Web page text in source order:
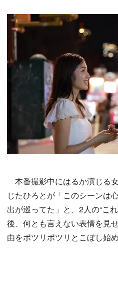
本番撮影中にはるか演じる
じたひろとが「このシーンは
出が巡ってた」と、2人の“こ
後、何とも言えない表情を見
由をポツリポツリとこぼし始め